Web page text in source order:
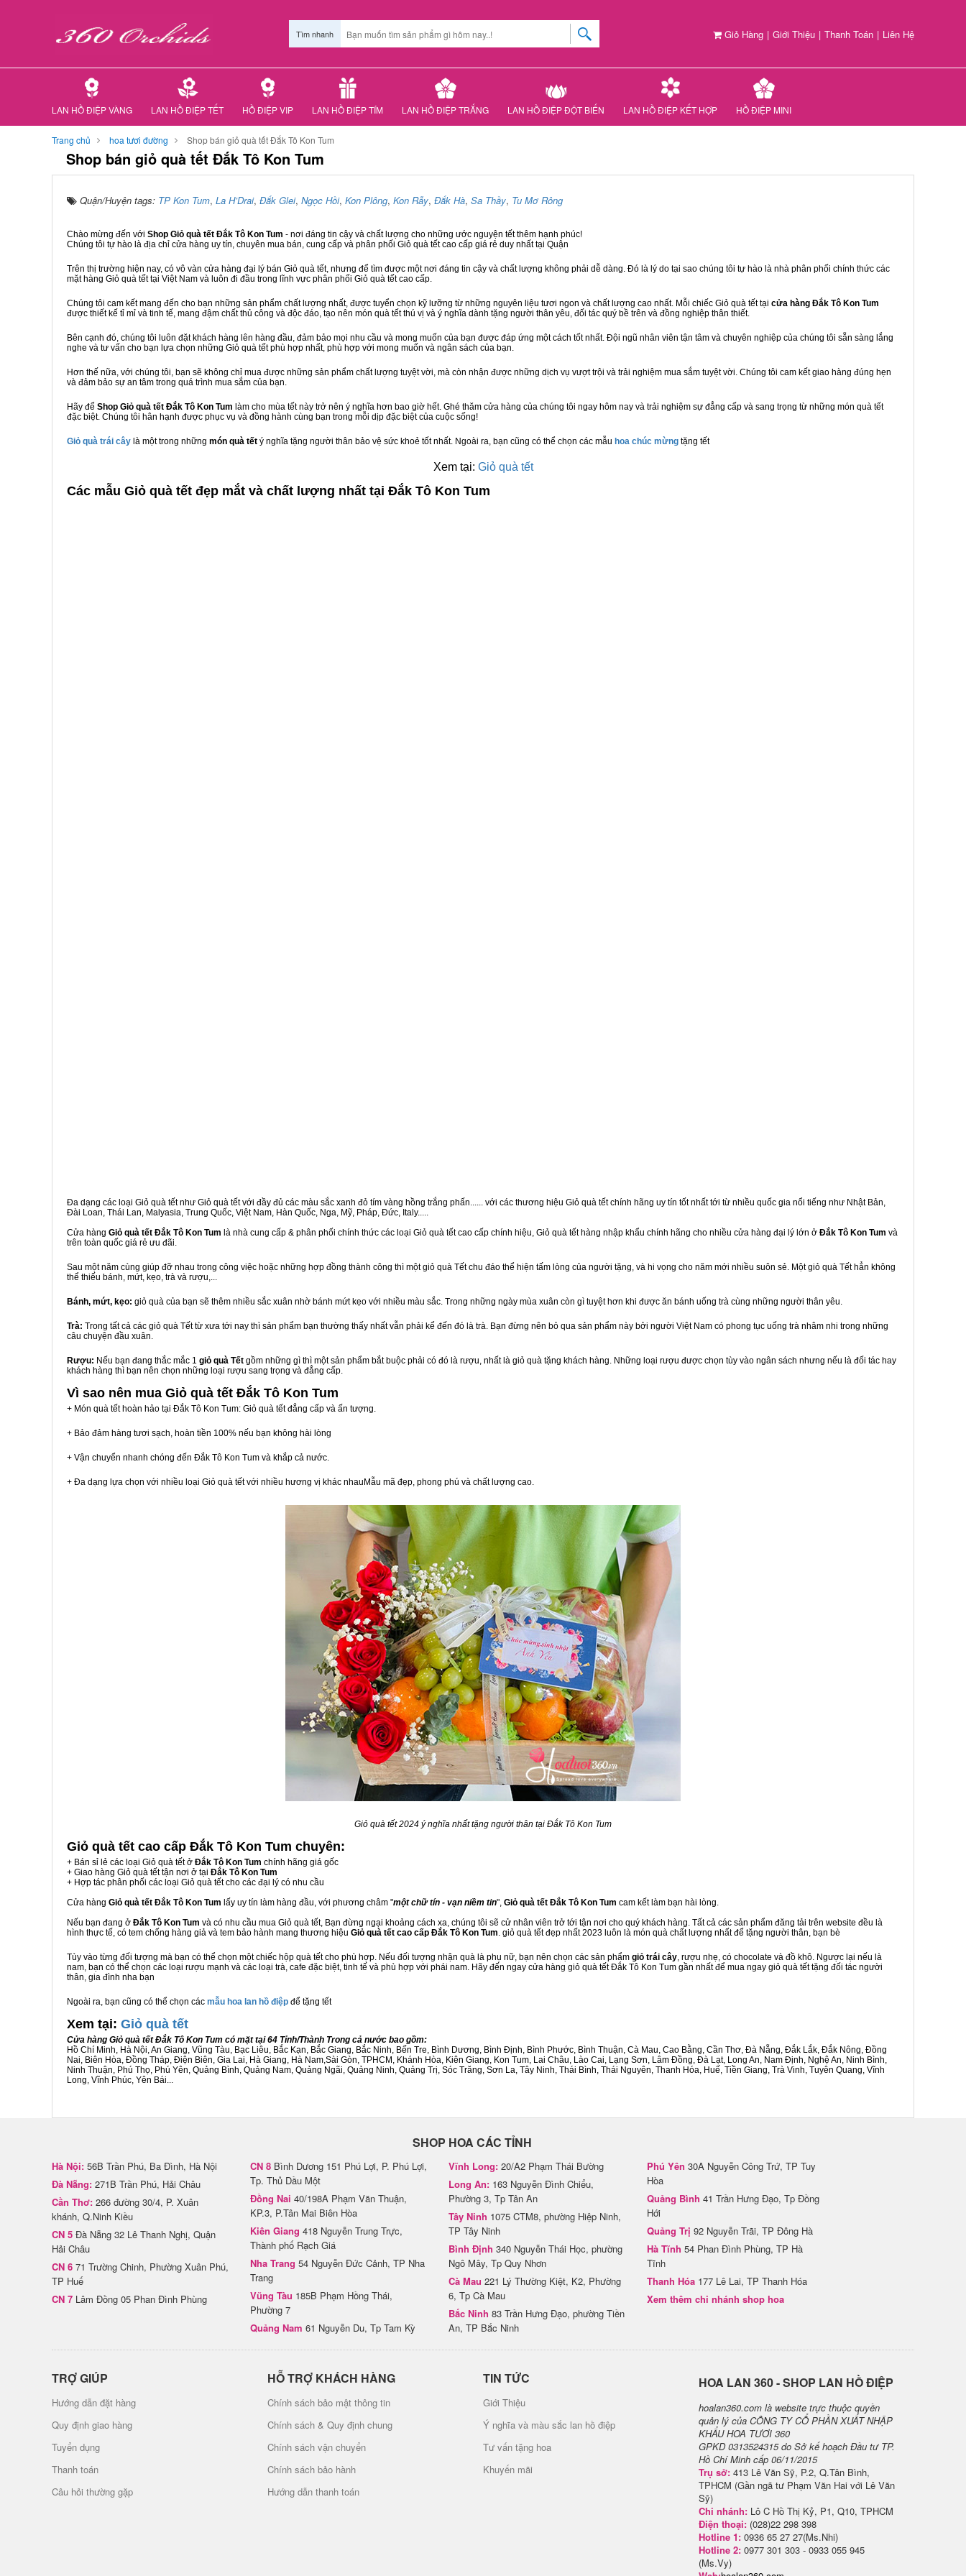
Giỏ Hàng | Giới Thiệu | Thanh Toán | Liên Hệ
Tìm nhanh
LAN HỒ ĐIỆP VÀNG LAN HỒ ĐIỆP TẾT HỒ ĐIỆP VIP LAN HỒ ĐIỆP TÍM LAN HỒ ĐIỆP TRẮNG LAN HỒ ĐIỆP ĐỘT BIẾN LAN HỒ ĐIỆP KẾT HỢP HỒ ĐIỆP MINI
Trang chủ hoa tươi đường Shop bán giỏ quà tết Đắk Tô Kon Tum
Shop bán giỏ quà tết Đắk Tô Kon Tum
Quận/Huyện tags: TP Kon Tum, La H’Drai, Đắk Glei, Ngọc Hồi, Kon Plông, Kon Rẫy, Đắk Hà, Sa Thầy, Tu Mơ Rông
Chào mừng đến với Shop Giỏ quà tết Đắk Tô Kon Tum - nơi đáng tin cậy và chất lượng cho những ước nguyện tết thêm hạnh phúc!
Chúng tôi tự hào là địa chỉ cửa hàng uy tín, chuyên mua bán, cung cấp và phân phối Giỏ quà tết cao cấp giá rẻ duy nhất tại Quận
Trên thị trường hiện nay, có vô vàn cửa hàng đại lý bán Giỏ quà tết, nhưng để tìm được một nơi đáng tin cậy và chất lượng không phải dễ dàng. Đó là lý do tại sao chúng tôi tự hào là nhà phân phối chính thức các
mặt hàng Giỏ quà tết tại Việt Nam và luôn đi đầu trong lĩnh vực phân phối Giỏ quà tết cao cấp.
Chúng tôi cam kết mang đến cho bạn những sản phẩm chất lượng nhất, được tuyển chọn kỹ lưỡng từ những nguyên liệu tươi ngon và chất lượng cao nhất. Mỗi chiếc Giỏ quà tết tại cửa hàng Đắk Tô Kon Tum
được thiết kế tỉ mỉ và tinh tế, mang đậm chất thủ công và độc đáo, tạo nên món quà tết thú vị và ý nghĩa dành tặng người thân yêu, đối tác quý bề trên và đồng nghiệp thân thiết.
Bên cạnh đó, chúng tôi luôn đặt khách hàng lên hàng đầu, đảm bảo mọi nhu cầu và mong muốn của bạn được đáp ứng một cách tốt nhất. Đội ngũ nhân viên tận tâm và chuyên nghiệp của chúng tôi sẵn sàng lắng
nghe và tư vấn cho bạn lựa chọn những Giỏ quà tết phù hợp nhất, phù hợp với mong muốn và ngân sách của bạn.
Hơn thế nữa, với chúng tôi, bạn sẽ không chỉ mua được những sản phẩm chất lượng tuyệt vời, mà còn nhận được những dịch vụ vượt trội và trải nghiệm mua sắm tuyệt vời. Chúng tôi cam kết giao hàng đúng hẹn
và đảm bảo sự an tâm trong quá trình mua sắm của bạn.
Hãy để Shop Giỏ quà tết Đắk Tô Kon Tum làm cho mùa tết này trở nên ý nghĩa hơn bao giờ hết. Ghé thăm cửa hàng của chúng tôi ngay hôm nay và trải nghiệm sự đẳng cấp và sang trọng từ những món quà tết
đặc biệt. Chúng tôi hân hạnh được phục vụ và đồng hành cùng bạn trong mỗi dịp đặc biệt của cuộc sống!
Giỏ quà trái cây là một trong những món quà tết ý nghĩa tặng người thân bảo vệ sức khoẻ tốt nhất. Ngoài ra, bạn cũng có thể chọn các mẫu hoa chúc mừng tặng tết
Xem tại: Giỏ quà tết
Các mẫu Giỏ quà tết đẹp mắt và chất lượng nhất tại Đắk Tô Kon Tum
Đa dạng các loại Giỏ quà tết như Giỏ quà tết với đầy đủ các màu sắc xanh đỏ tím vàng hồng trắng phấn...... với các thương hiệu Giỏ quà tết chính hãng uy tín tốt nhất tới từ nhiều quốc gia nổi tiếng như Nhật Bản,
Đài Loan, Thái Lan, Malyasia, Trung Quốc, Việt Nam, Hàn Quốc, Nga, Mỹ, Pháp, Đức, Italy.....
Cửa hàng Giỏ quà tết Đắk Tô Kon Tum là nhà cung cấp & phân phối chính thức các loại Giỏ quà tết cao cấp chính hiệu, Giỏ quà tết hàng nhập khẩu chính hãng cho nhiều cửa hàng đại lý lớn ở Đắk Tô Kon Tum và
trên toàn quốc giá rẻ ưu đãi.
Sau một năm cùng giúp đỡ nhau trong công việc hoặc những hợp đồng thành công thì một giỏ quà Tết chu đáo thể hiện tấm lòng của người tặng, và hi vọng cho năm mới nhiều suôn sẻ. Một giỏ quà Tết hẳn không
thể thiếu bánh, mứt, kẹo, trà và rượu,...
Bánh, mứt, kẹo: giỏ quà của bạn sẽ thêm nhiều sắc xuân nhờ bánh mứt kẹo với nhiều màu sắc. Trong những ngày mùa xuân còn gì tuyệt hơn khi được ăn bánh uống trà cùng những người thân yêu.
Trà: Trong tất cả các giỏ quà Tết từ xưa tới nay thì sản phẩm bạn thường thấy nhất vẫn phải kể đến đó là trà. Bạn đừng nên bỏ qua sản phẩm này bởi người Việt Nam có phong tục uống trà nhâm nhi trong những
câu chuyện đầu xuân.
Rượu: Nếu bạn đang thắc mắc 1 giỏ quà Tết gồm những gì thì một sản phẩm bắt buộc phải có đó là rượu, nhất là giỏ quà tặng khách hàng. Những loại rượu được chọn tùy vào ngân sách nhưng nếu là đối tác hay
khách hàng thì bạn nên chọn những loại rượu sang trọng và đẳng cấp.
Vì sao nên mua Giỏ quà tết Đắk Tô Kon Tum
+ Món quà tết hoàn hảo tại Đắk Tô Kon Tum: Giỏ quà tết đẳng cấp và ấn tượng.
+ Bảo đảm hàng tươi sạch, hoàn tiền 100% nếu bạn không hài lòng
+ Vận chuyển nhanh chóng đến Đắk Tô Kon Tum và khắp cả nước.
+ Đa dạng lựa chọn với nhiều loại Giỏ quà tết với nhiều hương vị khác nhauMẫu mã đẹp, phong phú và chất lượng cao.
Giỏ quà tết 2024 ý nghĩa nhất tặng người thân tại Đắk Tô Kon Tum
Giỏ quà tết cao cấp Đắk Tô Kon Tum chuyên:
+ Bán sỉ lẻ các loại Giỏ quà tết ở Đắk Tô Kon Tum chính hãng giá gốc
+ Giao hàng Giỏ quà tết tận nơi ở tại Đắk Tô Kon Tum
+ Hợp tác phân phối các loại Giỏ quà tết cho các đại lý có nhu cầu
Cửa hàng Giỏ quà tết Đắk Tô Kon Tum lấy uy tín làm hàng đầu, với phương châm "một chữ tín - vạn niềm tin", Giỏ quà tết Đắk Tô Kon Tum cam kết làm bạn hài lòng.
Nếu bạn đang ở Đắk Tô Kon Tum và có nhu cầu mua Giỏ quà tết, Bạn đừng ngại khoảng cách xa, chúng tôi sẽ cử nhân viên trở tới tận nơi cho quý khách hàng. Tất cả các sản phẩm đăng tải trên website đều là
hình thực tế, có tem chống hàng giả và tem bảo hành mang thương hiệu Giỏ quà tết cao cấp Đắk Tô Kon Tum. giỏ quà tết đẹp nhất 2023 luôn là món quà chất lượng nhất để tặng người thân, bạn bè
Tùy vào từng đối tượng mà bạn có thể chọn một chiếc hộp quà tết cho phù hợp. Nếu đối tượng nhận quà là phụ nữ, bạn nên chọn các sản phẩm giỏ trái cây, rượu nhẹ, có chocolate và đồ khô. Ngược lại nếu là
nam, bạn có thể chọn các loại rượu mạnh và các loại trà, cafe đặc biệt, tinh tế và phù hợp với phái nam. Hãy đến ngay cửa hàng giỏ quà tết Đắk Tô Kon Tum gần nhất để mua ngay giỏ quà tết tặng đối tác người
thân, gia đình nha bạn
Ngoài ra, bạn cũng có thể chọn các mẫu hoa lan hồ điệp để tặng tết
Xem tại: Giỏ quà tết
Cửa hàng Giỏ quà tết Đắk Tô Kon Tum có mặt tại 64 Tỉnh/Thành Trong cả nước bao gồm:
Hồ Chí Minh, Hà Nội, An Giang, Vũng Tàu, Bạc Liêu, Bắc Kạn, Bắc Giang, Bắc Ninh, Bến Tre, Bình Dương, Bình Định, Bình Phước, Bình Thuận, Cà Mau, Cao Bằng, Cần Thơ, Đà Nẵng, Đắk Lắk, Đắk Nông, Đồng
Nai, Biên Hòa, Đồng Tháp, Điện Biên, Gia Lai, Hà Giang, Hà Nam,Sài Gòn, TPHCM, Khánh Hòa, Kiên Giang, Kon Tum, Lai Châu, Lào Cai, Lạng Sơn, Lâm Đồng, Đà Lạt, Long An, Nam Định, Nghệ An, Ninh Bình,
Ninh Thuận, Phú Thọ, Phú Yên, Quảng Bình, Quảng Nam, Quảng Ngãi, Quảng Ninh, Quảng Trị, Sóc Trăng, Sơn La, Tây Ninh, Thái Bình, Thái Nguyên, Thanh Hóa, Huế, Tiền Giang, Trà Vinh, Tuyên Quang, Vĩnh
Long, Vĩnh Phúc, Yên Bái...
SHOP HOA CÁC TỈNH
Hà Nội: 56B Trần Phú, Ba Đình, Hà Nội
Đà Nẵng: 271B Trần Phú, Hải Châu
Cần Thơ: 266 đường 30/4, P. Xuân
khánh, Q.Ninh Kiều
CN 5 Đà Nẵng 32 Lê Thanh Nghị, Quận
Hải Châu
CN 6 71 Trường Chinh, Phường Xuân Phú,
TP Huế
CN 7 Lâm Đồng 05 Phan Đình Phùng
CN 8 Bình Dương 151 Phú Lợi, P. Phú Lợi,
Tp. Thủ Dầu Một
Đồng Nai 40/198A Phạm Văn Thuận,
KP.3, P.Tân Mai Biên Hòa
Kiên Giang 418 Nguyễn Trung Trực,
Thành phố Rạch Giá
Nha Trang 54 Nguyễn Đức Cảnh, TP Nha
Trang
Vũng Tàu 185B Phạm Hồng Thái,
Phường 7
Quảng Nam 61 Nguyễn Du, Tp Tam Kỳ
Vĩnh Long: 20/A2 Phạm Thái Bường
Long An: 163 Nguyễn Đình Chiểu,
Phường 3, Tp Tân An
Tây Ninh 1075 CTM8, phường Hiệp Ninh,
TP Tây Ninh
Bình Định 340 Nguyễn Thái Học, phường
Ngô Mây, Tp Quy Nhơn
Cà Mau 221 Lý Thường Kiệt, K2, Phường
6, Tp Cà Mau
Bắc Ninh 83 Trần Hưng Đạo, phường Tiền
An, TP Bắc Ninh
Phú Yên 30A Nguyễn Công Trứ, TP Tuy
Hòa
Quảng Bình 41 Trần Hưng Đạo, Tp Đồng
Hới
Quảng Trị 92 Nguyễn Trãi, TP Đông Hà
Hà Tĩnh 54 Phan Đình Phùng, TP Hà
Tĩnh
Thanh Hóa 177 Lê Lai, TP Thanh Hóa
Xem thêm chi nhánh shop hoa
TRỢ GIÚP
Hướng dẫn đặt hàng
Quy định giao hàng
Tuyển dụng
Thanh toán
Câu hỏi thường gặp
HỖ TRỢ KHÁCH HÀNG
Chính sách bảo mật thông tin
Chính sách & Quy định chung
Chính sách vận chuyển
Chính sách bảo hành
Hướng dẫn thanh toán
TIN TỨC
Giới Thiệu
Ý nghĩa và màu sắc lan hồ điệp
Tư vấn tặng hoa
Khuyến mãi
H​OA LAN 360 - SHOP LAN HỒ ĐIỆP
hoalan360.com là website trực thuộc quyền
quản lý của CÔNG TY CỔ PHẦN XUẤT NHẬP
KHẨU HOA TƯƠI 360
GPKD 0313524315 do Sở kế hoạch Đầu tư TP.
Hồ Chí Minh cấp 06/11/2015
Trụ sở: 413 Lê Văn Sỹ, P.2, Q.Tân Bình,
TPHCM (Gần ngã tư Phạm Văn Hai với Lê Văn
Sỹ)
Chi nhánh: Lô C Hồ Thị Kỷ, P1, Q10, TPHCM
Điện thoại: (028)22 298 398
Hotline 1: 0936 65 27 27(Ms.Nhi)
Hotline 2: 0977 301 303 - 0933 055 945
(Ms.Vy)